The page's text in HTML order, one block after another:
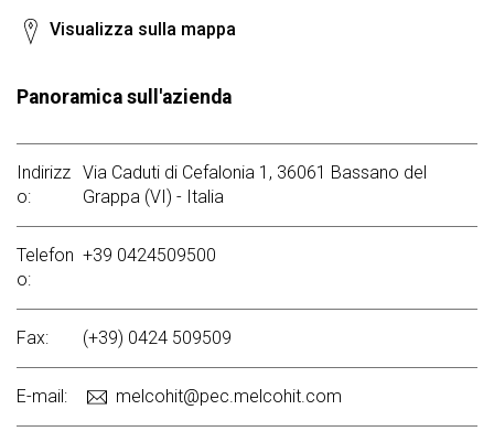
Visualizza sulla mappa
Panoramica sull'azienda
Indirizz
o:
Via Caduti di Cefalonia 1, 36061 Bassano del
Grappa (VI) - Italia
Telefon
o:
+39 0424509500
Fax: (+39) 0424 509509
E-mail: melcohit@pec.melcohit.com